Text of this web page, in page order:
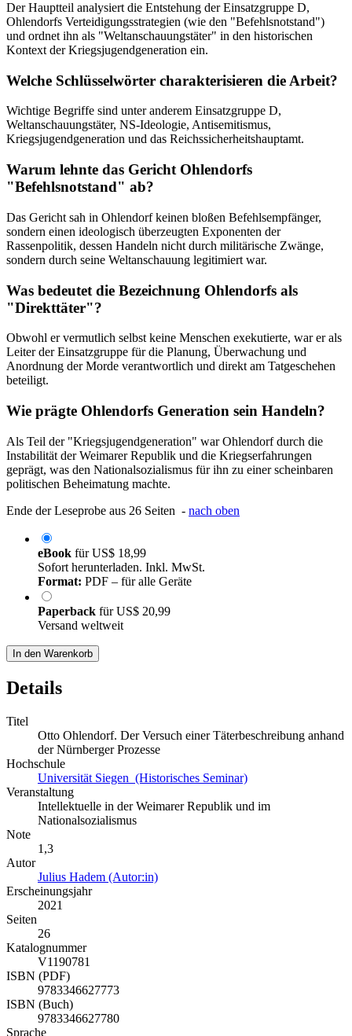
Der Hauptteil analysiert die Entstehung der Einsatzgruppe D,
Ohlendorfs Verteidigungsstrategien (wie den "Befehlsnotstand")
und ordnet ihn als "Weltanschauungstäter" in den historischen
Kontext der Kriegsjugendgeneration ein.
Welche Schlüsselwörter charakterisieren die Arbeit?
Wichtige Begriffe sind unter anderem Einsatzgruppe D,
Weltanschauungstäter, NS-Ideologie, Antisemitismus,
Kriegsjugendgeneration und das Reichssicherheitshauptamt.
Warum lehnte das Gericht Ohlendorfs
"Befehlsnotstand" ab?
Das Gericht sah in Ohlendorf keinen bloßen Befehlsempfänger,
sondern einen ideologisch überzeugten Exponenten der
Rassenpolitik, dessen Handeln nicht durch militärische Zwänge,
sondern durch seine Weltanschauung legitimiert war.
Was bedeutet die Bezeichnung Ohlendorfs als
"Direkttäter"?
Obwohl er vermutlich selbst keine Menschen exekutierte, war er als
Leiter der Einsatzgruppe für die Planung, Überwachung und
Anordnung der Morde verantwortlich und direkt am Tatgeschehen
beteiligt.
Wie prägte Ohlendorfs Generation sein Handeln?
Als Teil der "Kriegsjugendgeneration" war Ohlendorf durch die
Instabilität der Weimarer Republik und die Kriegserfahrungen
geprägt, was den Nationalsozialismus für ihn zu einer scheinbaren
politischen Beheimatung machte.
Ende der Leseprobe aus 26 Seiten - nach oben
eBook fürUS$ 18,99
Sofort herunterladen. Inkl. MwSt.
Format: PDF – für alle Geräte
Paperback fürUS$ 20,99
Versand weltweit
In den Warenkorb
Details
Titel
Otto Ohlendorf. Der Versuch einer Täterbeschreibung anhand
der Nürnberger Prozesse
Hochschule
Universität Siegen (Historisches Seminar)
Veranstaltung
Intellektuelle in der Weimarer Republik und im
Nationalsozialismus
Note
1,3
Autor
Julius Hadem (Autor:in)
Erscheinungsjahr
2021
Seiten
26
Katalognummer
V1190781
ISBN (PDF)
9783346627773
ISBN (Buch)
9783346627780
Sprache